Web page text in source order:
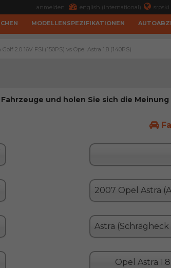
anmelden english (international) srpski
MODELLENSPEZIFIKATIONEN
2.0 16V FSI (150PS) vs Opel Astra 1.8 (140PS)
und holen Sie sich die Meinung
Opel Astra